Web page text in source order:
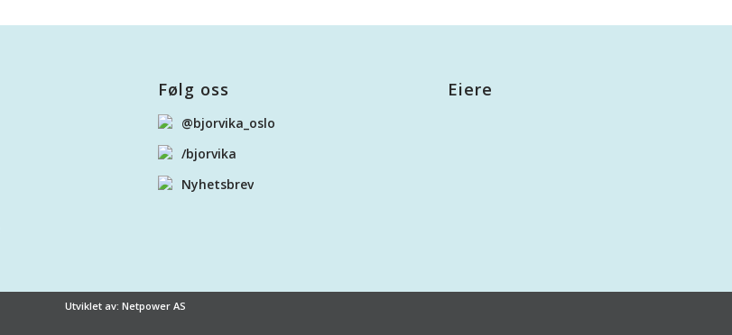
Følg oss
@bjorvika_oslo
/bjorvika
Nyhetsbrev
Eiere
Utviklet av: Netpower AS